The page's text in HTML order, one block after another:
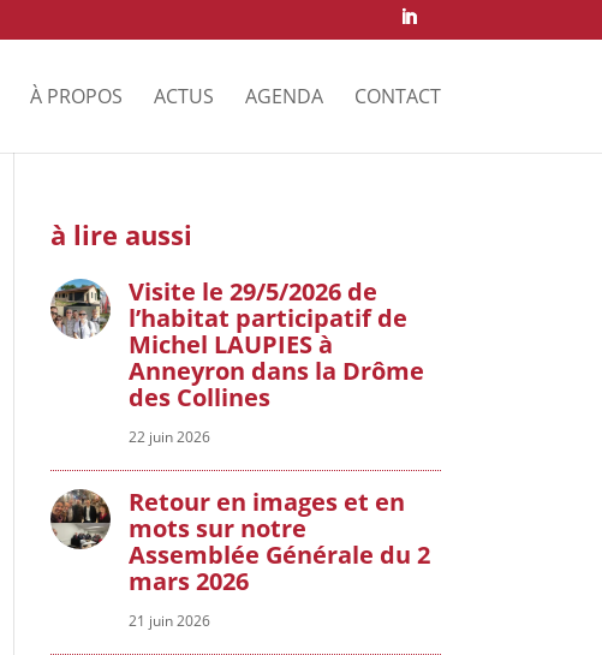
À PROPOS ACTUS AGENDA CONTACT
à lire aussi
Visite le 29/5/2026 de
l’habitat participatif de
Michel LAUPIES à
Anneyron dans la Drôme
des Collines
22 juin 2026
Retour en images et en
mots sur notre
Assemblée Générale du 2
mars 2026
21 juin 2026